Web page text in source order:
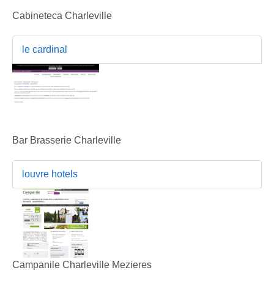
Cabineteca Charleville
le cardinal
Bar Brasserie Charleville
louvre hotels
Campanile Charleville Mezieres